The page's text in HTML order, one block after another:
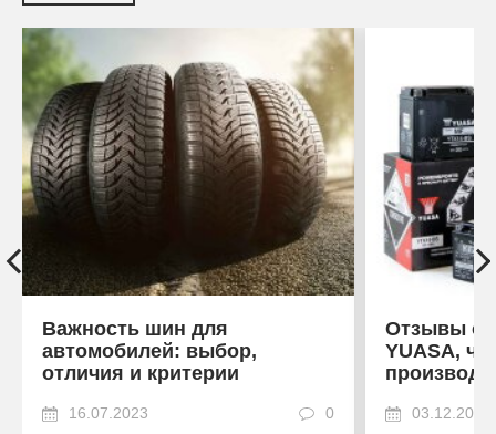
Важность шин для
автомобилей: выбор,
отличия и критерии
16.07.2023 0
Отзывы об
YUASA,
03.12.2022